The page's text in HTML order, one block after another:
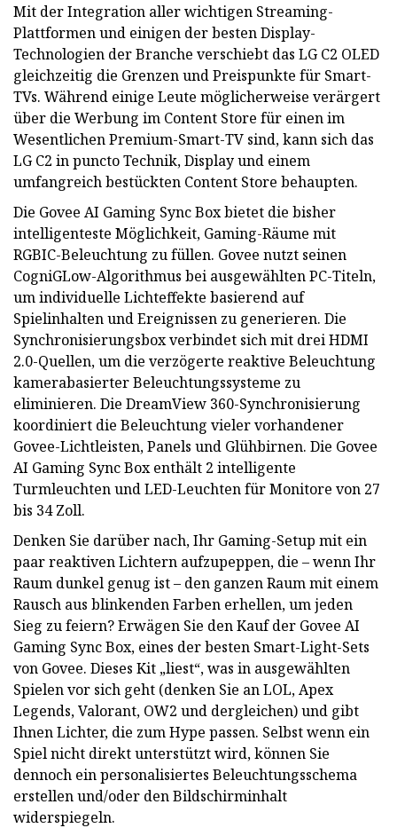
Mit der Integration aller wichtigen Streaming-
Plattformen und einigen der besten Display-
Technologien der Branche verschiebt das LG C2 OLED
gleichzeitig die Grenzen und Preispunkte für Smart-
TVs. Während einige Leute möglicherweise verärgert
über die Werbung im Content Store für einen im
Wesentlichen Premium-Smart-TV sind, kann sich das
LG C2 in puncto Technik, Display und einem
umfangreich bestückten Content Store behaupten.
Die Govee AI Gaming Sync Box bietet die bisher
intelligenteste Möglichkeit, Gaming-Räume mit
RGBIC-Beleuchtung zu füllen. Govee nutzt seinen
CogniGLow-Algorithmus bei ausgewählten PC-Titeln,
um individuelle Lichteffekte basierend auf
Spielinhalten und Ereignissen zu generieren. Die
Synchronisierungsbox verbindet sich mit drei HDMI
2.0-Quellen, um die verzögerte reaktive Beleuchtung
kamerabasierter Beleuchtungssysteme zu
eliminieren. Die DreamView 360-Synchronisierung
koordiniert die Beleuchtung vieler vorhandener
Govee-Lichtleisten, Panels und Glühbirnen. Die Govee
AI Gaming Sync Box enthält 2 intelligente
Turmleuchten und LED-Leuchten für Monitore von 27
bis 34 Zoll.
Denken Sie darüber nach, Ihr Gaming-Setup mit ein
paar reaktiven Lichtern aufzupeppen, die – wenn Ihr
Raum dunkel genug ist – den ganzen Raum mit einem
Rausch aus blinkenden Farben erhellen, um jeden
Sieg zu feiern? Erwägen Sie den Kauf der Govee AI
Gaming Sync Box, eines der besten Smart-Light-Sets
von Govee. Dieses Kit „liest“, was in ausgewählten
Spielen vor sich geht (denken Sie an LOL, Apex
Legends, Valorant, OW2 und dergleichen) und gibt
Ihnen Lichter, die zum Hype passen. Selbst wenn ein
Spiel nicht direkt unterstützt wird, können Sie
dennoch ein personalisiertes Beleuchtungsschema
erstellen und/oder den Bildschirminhalt
widerspiegeln.